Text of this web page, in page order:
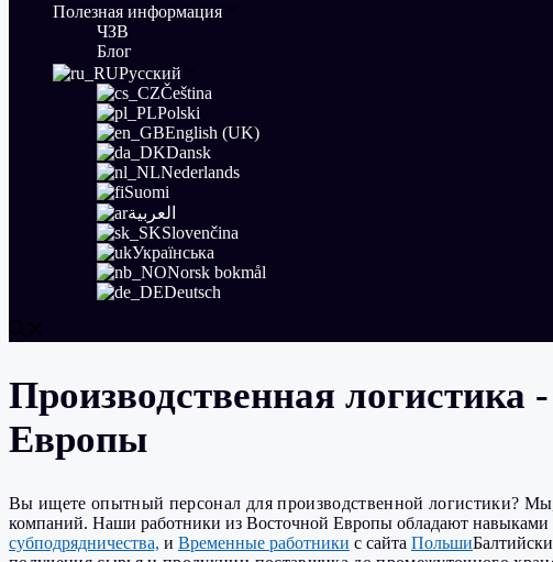
Полезная информация
ЧЗВ
Блог
Русский
Čeština
Polski
English (UK)
Dansk
Nederlands
Suomi
العربية
Slovenčina
Українська
Norsk bokmål
Deutsch
Производственная
Европы
Вы ищете опытный персонал для производственной логистики?
компаний. Наши работники из Восточной Европы обладают навыками
субподрядничества, и Временные работники с сайта Польши